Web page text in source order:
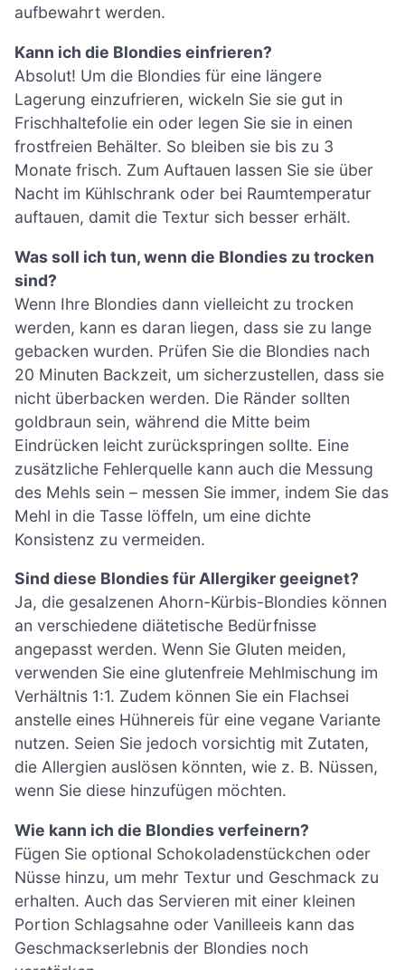
aufbewahrt werden.
Kann ich die Blondies einfrieren?
Absolut! Um die Blondies für eine längere
Lagerung einzufrieren, wickeln Sie sie gut in
Frischhaltefolie ein oder legen Sie sie in einen
frostfreien Behälter. So bleiben sie bis zu 3
Monate frisch. Zum Auftauen lassen Sie sie über
Nacht im Kühlschrank oder bei Raumtemperatur
auftauen, damit die Textur sich besser erhält.
Was soll ich tun, wenn die Blondies zu trocken
sind?
Wenn Ihre Blondies dann vielleicht zu trocken
werden, kann es daran liegen, dass sie zu lange
gebacken wurden. Prüfen Sie die Blondies nach
20 Minuten Backzeit, um sicherzustellen, dass sie
nicht überbacken werden. Die Ränder sollten
goldbraun sein, während die Mitte beim
Eindrücken leicht zurückspringen sollte. Eine
zusätzliche Fehlerquelle kann auch die Messung
des Mehls sein – messen Sie immer, indem Sie das
Mehl in die Tasse löffeln, um eine dichte
Konsistenz zu vermeiden.
Sind diese Blondies für Allergiker geeignet?
Ja, die gesalzenen Ahorn-Kürbis-Blondies können
an verschiedene diätetische Bedürfnisse
angepasst werden. Wenn Sie Gluten meiden,
verwenden Sie eine glutenfreie Mehlmischung im
Verhältnis 1:1. Zudem können Sie ein Flachsei
anstelle eines Hühnereis für eine vegane Variante
nutzen. Seien Sie jedoch vorsichtig mit Zutaten,
die Allergien auslösen könnten, wie z. B. Nüssen,
wenn Sie diese hinzufügen möchten.
Wie kann ich die Blondies verfeinern?
Fügen Sie optional Schokoladenstückchen oder
Nüsse hinzu, um mehr Textur und Geschmack zu
erhalten. Auch das Servieren mit einer kleinen
Portion Schlagsahne oder Vanilleeis kann das
Geschmackserlebnis der Blondies noch